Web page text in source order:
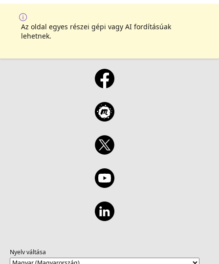
Az oldal egyes részei gépi vagy AI fordításúak
lehetnek.
Nyelv váltása